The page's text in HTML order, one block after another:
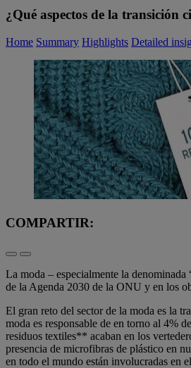
¿Qué aspectos de la transición
Home Summary Highlights Detailed
COMPARTIR:
La moda – especialmente la
de la Agenda 2030 de la ONU y en los
El gran reto del sector de la moda es la
moda es responsable de en torno al 4%
residuos textiles** acaban en los
presencia de microfibras de plástico en
en todo el mundo están involucradas en